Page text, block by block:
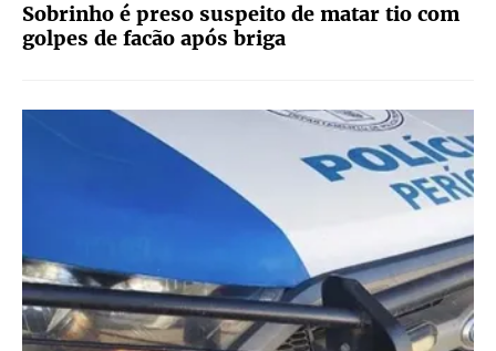
Sobrinho é preso suspeito de matar tio com
golpes de facão após briga